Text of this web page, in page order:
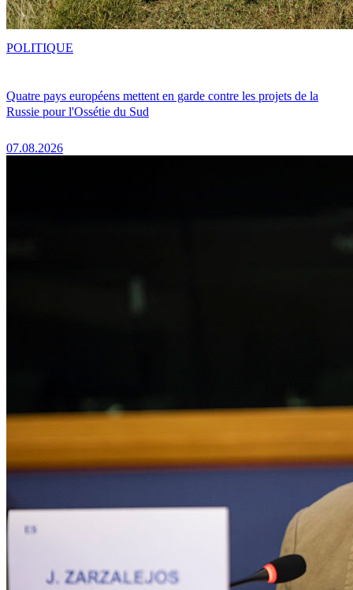
Quatre pays européens mettent en garde contre les projets de la
Russie pour l'Ossétie du Sud
07.08.2026
POLITIQUE